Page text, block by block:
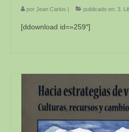
por Jean Carlos | publicado en: 3.
[ddownload id=»259″]